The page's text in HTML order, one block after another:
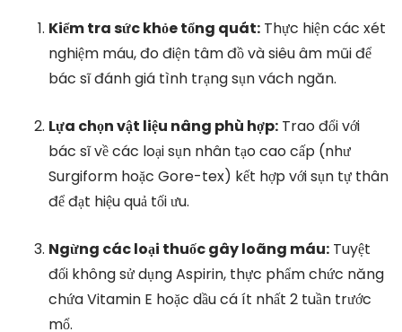
Kiểm tra sức khỏe tổng quát: Thực hiện các xét
nghiệm máu, đo điện tâm đồ và siêu âm mũi để
bác sĩ đánh giá tình trạng sụn vách ngăn.
Lựa chọn vật liệu nâng phù hợp: Trao đổi với
bác sĩ về các loại sụn nhân tạo cao cấp (như
Surgiform hoặc Gore-tex) kết hợp với sụn tự thân
để đạt hiệu quả tối ưu.
Ngừng các loại thuốc gây loãng máu: Tuyệt
đối không sử dụng Aspirin, thực phẩm chức năng
chứa Vitamin E hoặc dầu cá ít nhất 2 tuần trước
mổ.